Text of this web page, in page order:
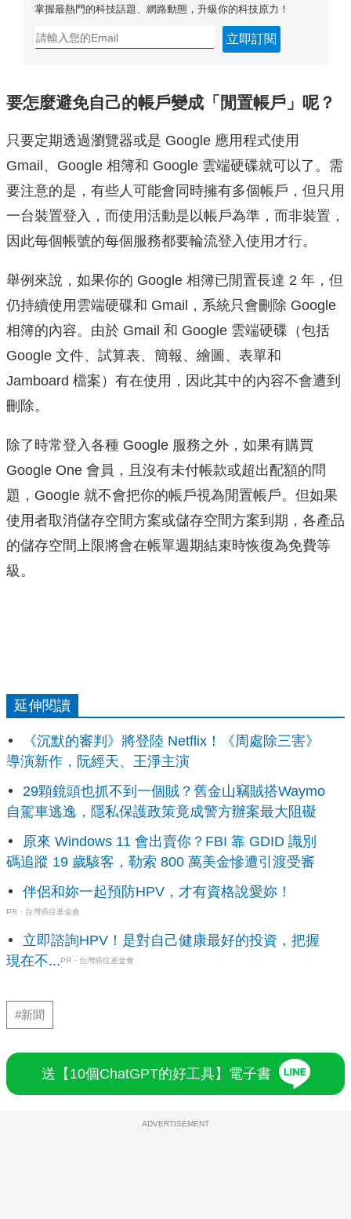
掌握最熱門的科技話題、網路動態，升級你的科技原力！
立即訂閱
要怎麼避免自己的帳戶變成「閒置帳戶」呢？
只要定期透過瀏覽器或是 Google 應用程式使用
Gmail、Google 相簿和 Google 雲端硬碟就可以了。需
要注意的是，有些人可能會同時擁有多個帳戶，但只用
一台裝置登入，而使用活動是以帳戶為準，而非裝置，
因此每個帳號的每個服務都要輪流登入使用才行。
舉例來說，如果你的 Google 相簿已閒置長達 2 年，但
仍持續使用雲端硬碟和 Gmail，系統只會刪除 Google
相簿的內容。由於 Gmail 和 Google 雲端硬碟（包括
Google 文件、試算表、簡報、繪圖、表單和
Jamboard 檔案）有在使用，因此其中的內容不會遭到
刪除。
除了時常登入各種 Google 服務之外，如果有購買
Google One 會員，且沒有未付帳款或超出配額的問
題，Google 就不會把你的帳戶視為閒置帳戶。但如果
使用者取消儲存空間方案或儲存空間方案到期，各產品
的儲存空間上限將會在帳單週期結束時恢復為免費等
級。
延伸閱讀
《沉默的審判》將登陸 Netflix！《周處除三害》
導演新作，阮經天、王淨主演
29顆鏡頭也抓不到一個賊？舊金山竊賊搭Waymo
自駕車逃逸，隱私保護政策竟成警方辦案最大阻礙
原來 Windows 11 會出賣你？FBI 靠 GDID 識別
碼追蹤 19 歲駭客，勒索 800 萬美金慘遭引渡受審
伴侶和妳一起預防HPV，才有資格說愛妳！
PR・台灣癌症基金會
立即諮詢HPV！是對自己健康最好的投資，把握
現在不...PR・台灣癌症基金會
#新聞
送【10個ChatGPT的好工具】電子書
ADVERTISEMENT